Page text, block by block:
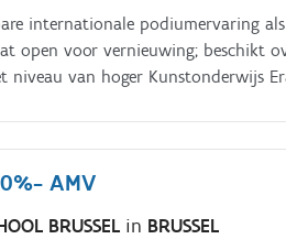
internationale podiumervaring
open voor vernieuwing; beschikt
niveau van hoger Kunstonderwijs
individuele ontplooiing voor
AMV
BRUSSEL in BRUSSEL